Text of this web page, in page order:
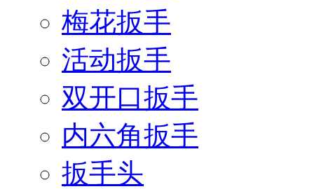
梅花扳手
活动扳手
双开口扳手
内六角扳手
扳手头